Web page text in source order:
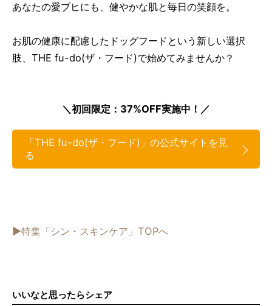
あなたの愛ブヒにも、健やかな肌と毎日の笑顔を。
お肌の健康に配慮したドッグフードという新しい選択
肢、THE fu-do(ザ・フード)で始めてみませんか？
＼初回限定：37%OFF実施中！／
「THE fu-do(ザ・フード)」の公式サイトを見
る
▶︎特集「シン・スキンケア」TOPへ
いいなと思ったらシェア